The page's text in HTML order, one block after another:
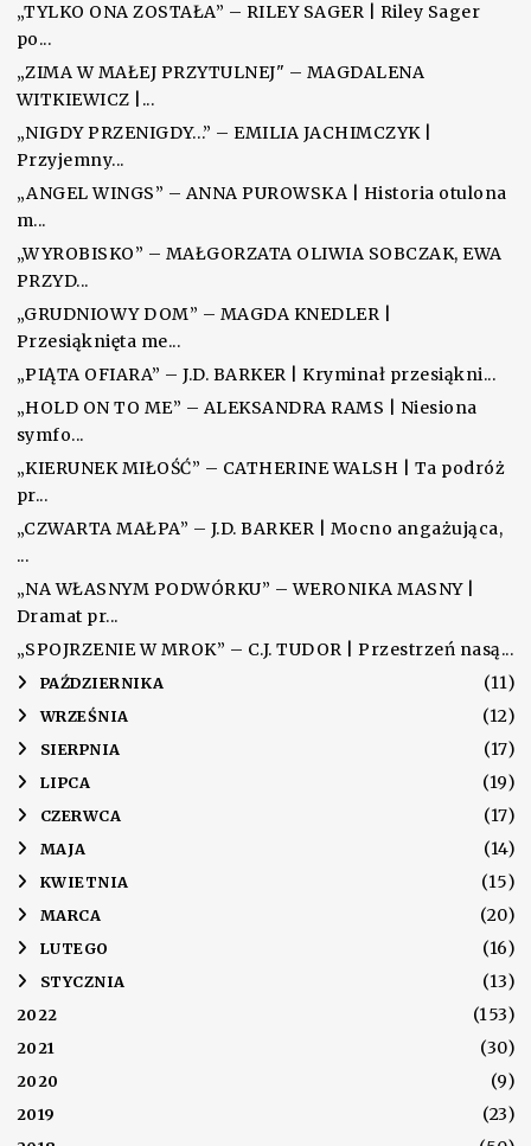
„TYLKO ONA ZOSTAŁA” – RILEY SAGER | Riley Sager
po...
„ZIMA W MAŁEJ PRZYTULNEJ" – MAGDALENA
WITKIEWICZ |...
„NIGDY PRZENIGDY…” – EMILIA JACHIMCZYK |
Przyjemny...
„ANGEL WINGS” – ANNA PUROWSKA | Historia otulona
m...
„WYROBISKO” – MAŁGORZATA OLIWIA SOBCZAK, EWA
PRZYD...
„GRUDNIOWY DOM” – MAGDA KNEDLER |
Przesiąknięta me...
„PIĄTA OFIARA” – J.D. BARKER | Kryminał przesiąkni...
„HOLD ON TO ME” – ALEKSANDRA RAMS | Niesiona
symfo...
„KIERUNEK MIŁOŚĆ” – CATHERINE WALSH | Ta podróż
pr...
„CZWARTA MAŁPA” – J.D. BARKER | Mocno angażująca,
...
„NA WŁASNYM PODWÓRKU” – WERONIKA MASNY |
Dramat pr...
„SPOJRZENIE W MROK” – C.J. TUDOR | Przestrzeń nasą...
► PAŹDZIERNIKA (11)
► WRZEŚNIA (12)
► SIERPNIA (17)
► LIPCA (19)
► CZERWCA (17)
► MAJA (14)
► KWIETNIA (15)
► MARCA (20)
► LUTEGO (16)
► STYCZNIA (13)
2022 (153)
2021 (30)
2020 (9)
2019 (23)